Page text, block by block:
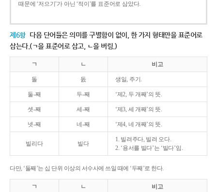
때문에 ‘저으기’가 아닌 ‘적이’를 표준어로 삼았다.
제6항 다음 단어들은 의미를 구별함이 없이, 한 가지 형태만을 표준어로
삼는다.(ㄱ을 표준어로 삼고, ㄴ을 버림.)
ㄱ ㄴ 비고
돌 돐 생일, 주기.
둘-째 두-째 ‘제2, 두 개째’의 뜻.
셋-째 세-째 ‘제3, 세 개째’의 뜻.
넷-째 네-째 ‘제4, 네 개째’의 뜻.
빌리다 빌다
1. 빌려주다, 빌려 오다.
2. ‘용서를 빌다’는 ‘빌다’임.
다만, ‘둘째’는 십 단위 이상의 서수사에 쓰일 때에 ‘두째’로 한다.
ㄱ ㄴ 비고